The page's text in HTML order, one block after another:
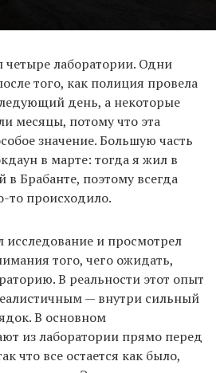
четыре лаборатории. Одни
того, как полиция провела
день, а некоторые
месяцы, потому что эта
значение. Большую часть
в марте: тогда я жил в
Брабанте, поэтому всегда
то происходило.
исследование и просмотрел
того, чего ожидать,
В реальности этот опыт
— внутри сильный
В основном
из лаборатории прямо перед
что все остается как было,